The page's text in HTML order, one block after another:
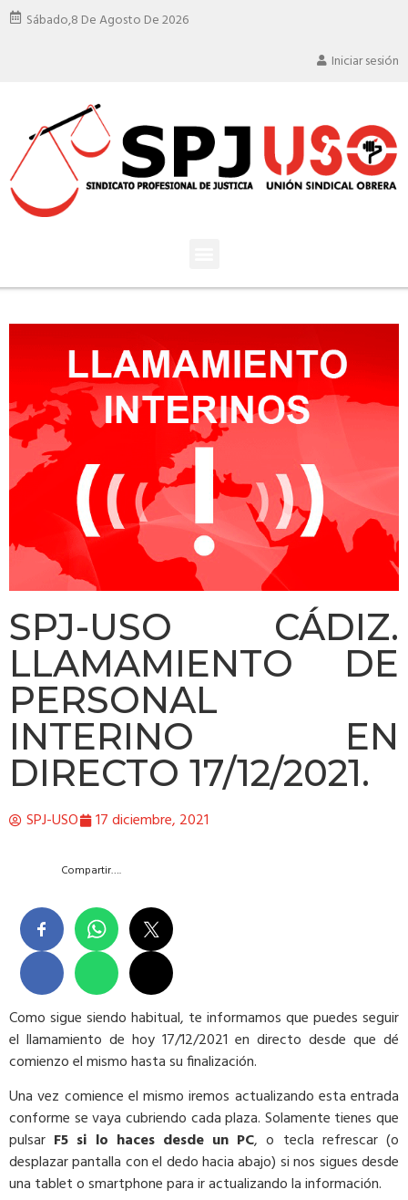
Sábado,8 De Agosto De 2026
Iniciar sesión
SPJ-USO CÁDIZ.
LLAMAMIENTO DE
PERSONAL
INTERINO EN
DIRECTO 17/12/2021.
SPJ-USO 17 diciembre, 2021
Compartir….
Como sigue siendo habitual, te informamos que puedes seguir
el llamamiento de hoy 17/12/2021 en directo desde que dé
comienzo el mismo hasta su finalización.
Una vez comience el mismo iremos actualizando esta entrada
conforme se vaya cubriendo cada plaza. Solamente tienes que
pulsar F5 si lo haces desde un PC, o tecla refrescar (o
desplazar pantalla con el dedo hacia abajo) si nos sigues desde
una tablet o smartphone para ir actualizando la información.